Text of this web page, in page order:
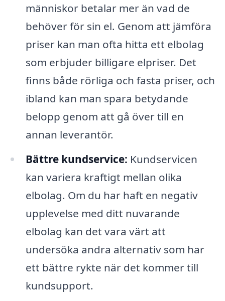
människor betalar mer än vad de
behöver för sin el. Genom att jämföra
priser kan man ofta hitta ett elbolag
som erbjuder billigare elpriser. Det
finns både rörliga och fasta priser, och
ibland kan man spara betydande
belopp genom att gå över till en
annan leverantör.
Bättre kundservice: Kundservicen
kan variera kraftigt mellan olika
elbolag. Om du har haft en negativ
upplevelse med ditt nuvarande
elbolag kan det vara värt att
undersöka andra alternativ som har
ett bättre rykte när det kommer till
kundsupport.